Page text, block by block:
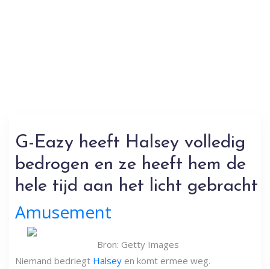
G-Eazy heeft Halsey volledig
bedrogen en ze heeft hem de
hele tijd aan het licht gebracht
Amusement
Bron: Getty Images
Niemand bedriegt Halsey en komt ermee weg.